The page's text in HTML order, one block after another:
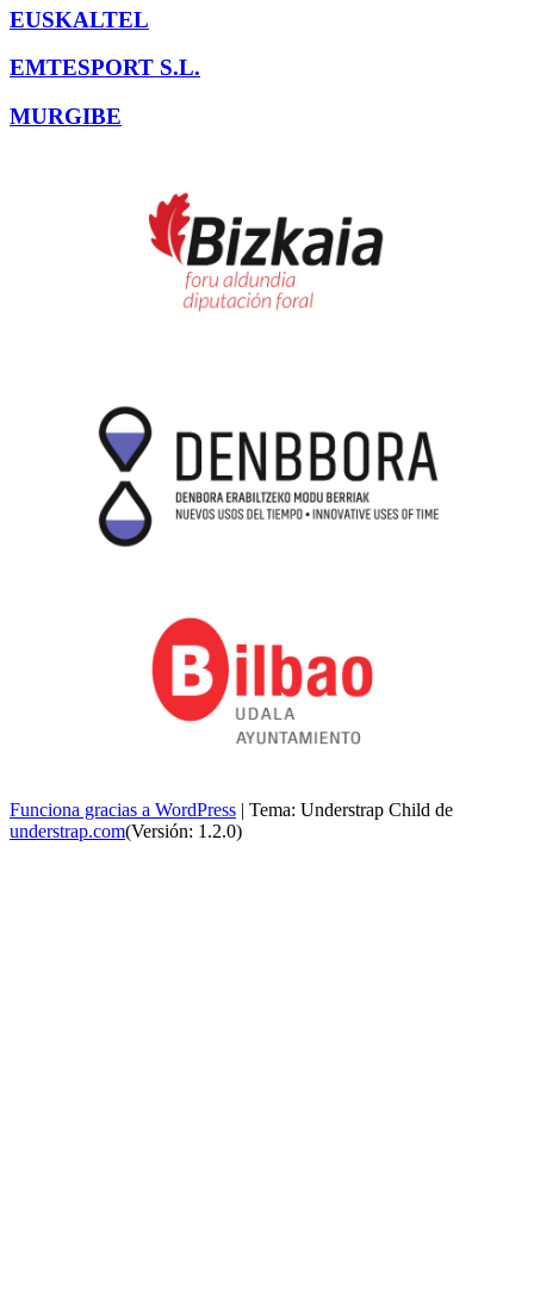
EUSKALTEL
EMTESPORT S.L.
MURGIBE
Funciona gracias a WordPress | Tema: Understrap Child de
understrap.com(Versión: 1.2.0)